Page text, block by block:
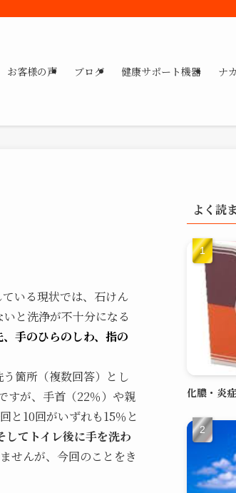
お客様の声 ブログ 健康サポート機器 ナ
いる現状では、石けん
と洗浄が不十分になる
手のひらのしわ、指の
箇所（複数回答）とし
すが、手首（22％）や親
と10回がいずれも15％と
てトイレ後に手を洗わ
せんが、今回のことをき
よく読
化膿・炎